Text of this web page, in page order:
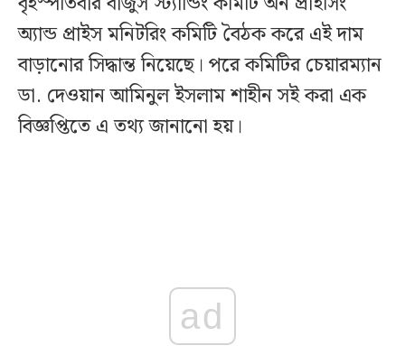
অ্যান্ড প্রাইস মনিটরিং কমিটি বৈঠক করে এই দাম
বাড়ানোর সিদ্ধান্ত নিয়েছে। পরে কমিটির চেয়ারম্যান
ডা. দেওয়ান আমিনুল ইসলাম শাহীন সই করা এক
বিজ্ঞপ্তিতে এ তথ্য জানানো হয়।
ad